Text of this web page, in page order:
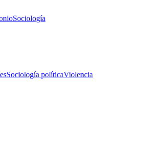
Sociología
Sociología políticaViolencia